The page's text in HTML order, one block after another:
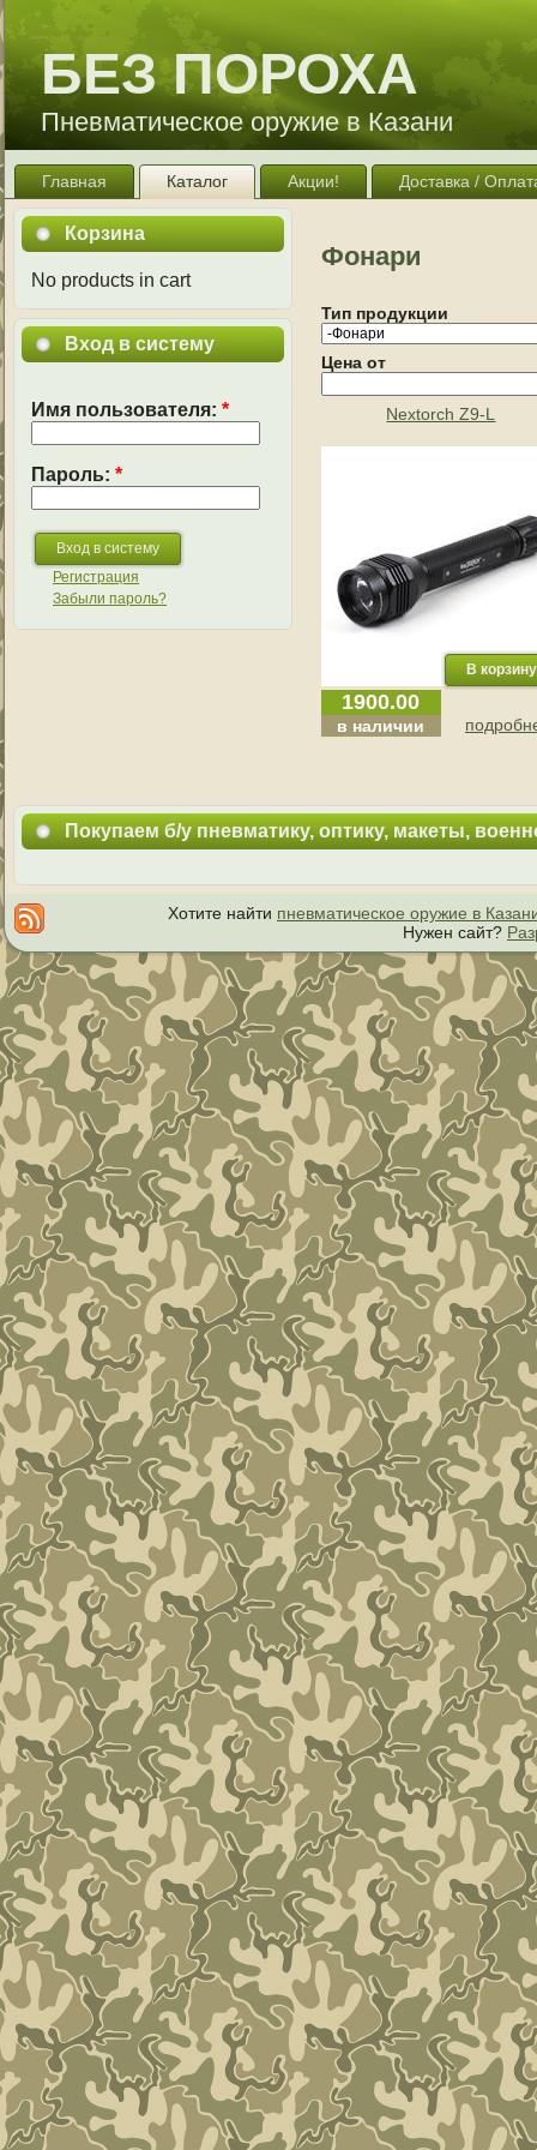
БЕЗ ПОРОХА
Пневматическое оружие в Казани
Главная Каталог Акции! Доставка /
Корзина
No products in cart
Вход в систему
Имя пользователя: *
Пароль: *
Регистрация
Забыли пароль?
Фонари
Тип продукции
Цена от
Nextorch Z9-L
1900.00
в наличии
Покупаем б/у пневматику, оптику, макеты,
Хотите найти пневматическое оружие в
Нужен сайт?